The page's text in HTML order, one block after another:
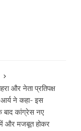
और नेता प्रतिपक्ष
ने कहा- इस
बाद कांग्रेस नए
और मजबूत होकर